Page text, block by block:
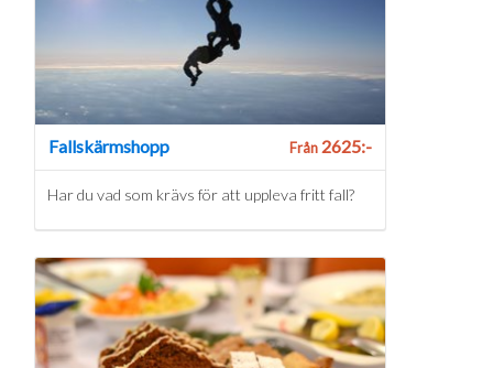
Fallskärmshopp Från2625:-
Har du vad som krävs för att uppleva fritt fall?